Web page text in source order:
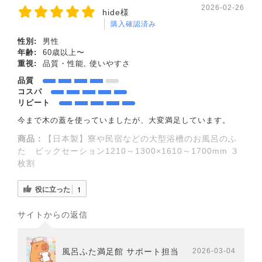
hide様
購入確認済み
2026-02-26
性別:
男性
年齢:
60歳以上〜
重視:
品質・性能, 使いやすさ
品質
コスパ
リピート
今まで木の蓋を使っていましたが、大変満足しています。
商品：
【日本製】寮や民宿などの大型浴槽のお風呂のふ
た ビックセーション1210～1300×1610～1700mm ３
枚割
役に立った 1
サイトからの返信
風呂ふた満足館 サポート担当 2026-03-04